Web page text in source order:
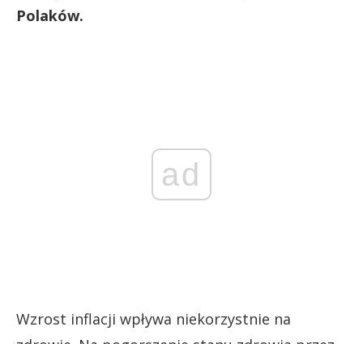
Polaków.
ad
Wzrost inflacji wpływa niekorzystnie na